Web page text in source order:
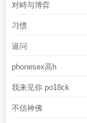
对峙与博弈
习惯
逼问
phonesex高h
我来见你 po18ck
不信神佛